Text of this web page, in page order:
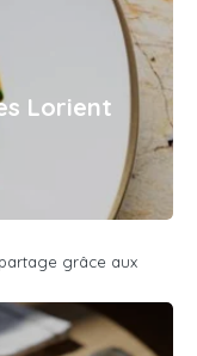
Lorient
grâce aux